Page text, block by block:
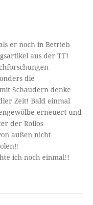
er noch in Betrieb
aus der TT!
die
Schaudern denke
Zeit! Bald einmal
erneuert und
der Roilos
außen nicht
ich noch einmal!!